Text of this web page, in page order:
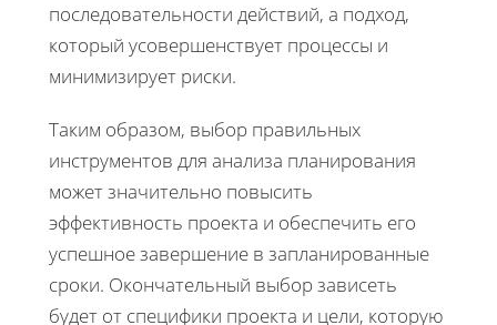
последовательности действий, а подход,
который усовершенствует процессы и
минимизирует риски.
Таким образом, выбор правильных
инструментов для анализа планирования
может значительно повысить
эффективность проекта и обеспечить его
успешное завершение в запланированные
сроки. Окончательный выбор зависеть
будет от специфики проекта и цели, которую